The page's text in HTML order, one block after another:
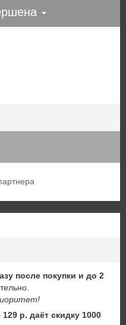
после покупки и до 2
р. даёт скидку 1000